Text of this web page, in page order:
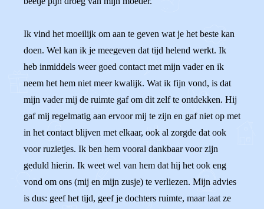
Ik vind het moeilijk om aan te geven wat je het beste kan
doen. Wel kan ik je meegeven dat tijd helend werkt. Ik
heb inmiddels weer goed contact met mijn vader en ik
neem het hem niet meer kwalijk. Wat ik fijn vond, is dat
mijn vader mij de ruimte gaf om dit zelf te ontdekken. Hij
gaf mij regelmatig aan ervoor mij te zijn en gaf niet op met
in het contact blijven met elkaar, ook al zorgde dat ook
voor ruzietjes. Ik ben hem vooral dankbaar voor zijn
geduld hierin. Ik weet wel van hem dat hij het ook eng
vond om ons (mij en mijn zusje) te verliezen. Mijn advies
is dus: geef het tijd, geef je dochters ruimte, maar laat ze